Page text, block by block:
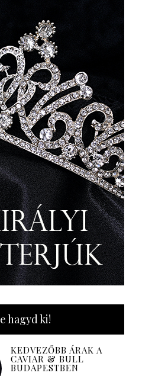
hagyd ki!
KEDVEZŐBB ÁRAK A
CAVIAR & BULL
BUDAPESTBEN